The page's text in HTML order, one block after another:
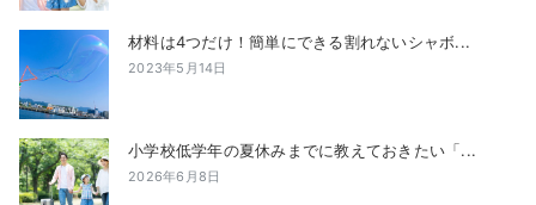
材料は4つだけ！簡単にできる割れないシャボ...
2023年5月14日
小学校低学年の夏休みまでに教えておきたい「...
2026年6月8日